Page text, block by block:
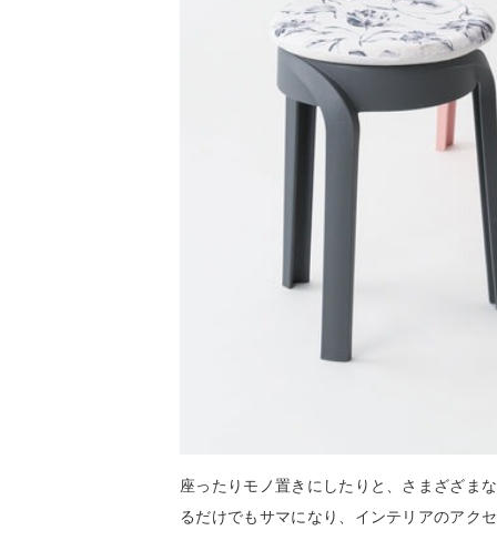
座ったりモノ置きにしたりと、さまざざま
るだけでもサマになり、インテリアのアク